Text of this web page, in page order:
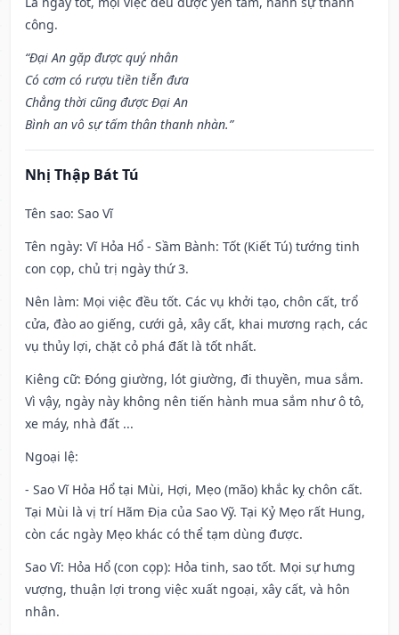
công.
“Đại An gặp được quý nhân
Có cơm có rượu tiền tiễn đưa
Chẳng thời cũng được Đại An
Bình an vô sự tấm thân thanh nhàn.”
Nhị Thập Bát Tú
Tên sao: Sao Vĩ
Tên ngày: Vĩ Hỏa Hổ - Sầm Bành: Tốt (Kiết Tú) tướng tinh
con cọp, chủ trị ngày thứ 3.
Nên làm: Mọi việc đều tốt. Các vụ khởi tạo, chôn cất, trổ
cửa, đào ao giếng, cưới gả, xây cất, khai mương rạch, các
vụ thủy lợi, chặt cỏ phá đất là tốt nhất.
Kiêng cữ: Đóng giường, lót giường, đi thuyền, mua sắm.
Vì vậy, ngày này không nên tiến hành mua sắm như ô tô,
xe máy, nhà đất ...
Ngoại lệ:
- Sao Vĩ Hỏa Hổ tại Mùi, Hợi, Mẹo (mão) khắc kỵ chôn cất.
Tại Mùi là vị trí Hãm Địa của Sao Vỹ. Tại Kỷ Mẹo rất Hung,
còn các ngày Mẹo khác có thể tạm dùng được.
Sao Vĩ: Hỏa Hổ (con cọp): Hỏa tinh, sao tốt. Mọi sự hưng
vượng, thuận lợi trong việc xuất ngoại, xây cất, và hôn
nhân.